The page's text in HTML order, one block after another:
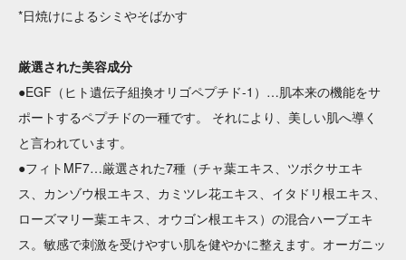
*日焼けによるシミやそばかす
厳選された美容成分
●EGF（ヒト遺伝子組換オリゴペプチド-1）…肌本来の機能をサ
ポートするペプチドの一種です。 それにより、美しい肌へ導く
と言われています。
●フィトMF7…厳選された7種（チャ葉エキス、ツボクサエキ
ス、カンゾウ根エキス、カミツレ花エキス、イタドリ根エキス、
ローズマリー葉エキス、オウゴン根エキス）の混合ハーブエキ
ス。敏感で刺激を受けやすい肌を健やかに整えます。オーガニッ